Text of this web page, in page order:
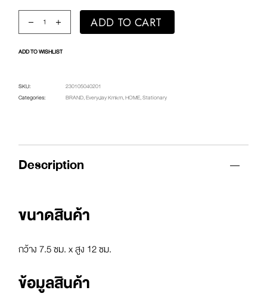
Everyday Note Pad / IF YOU CAN’T REMEMBER TAKE
ADD TO CART
ADD TO WISHLIST
SKU:
230105040201
Categories:
BRAND,Everyday Kmkm,HOME,Stationary
Description
ขนาดสินค้า
กว้าง 7.5 ซม. x สูง 12 ซม.
ข้อมูลสินค้า